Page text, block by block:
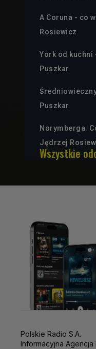
A Coruna - co
Rosiewicz
York od kuchni
Puszkar
Puszkar
Norymberga.
Jędrzej
Wszystkie
Polskie Radio S.A.
Informacyjna Agencja